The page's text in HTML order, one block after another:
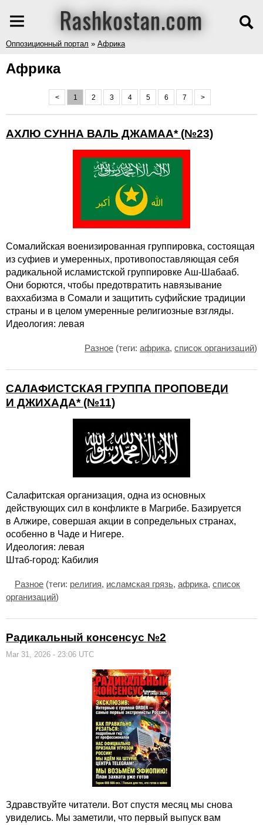
Rashkostan.com
Оппозиционный портал » Африка
Африка
< 1 2 3 4 5 6 7 >
АХЛЮ СУННА ВАЛЬ ДЖАМАА* (№23)
Сомалийская военизированная группировка, состоящая
из суфиев и умеренных, противопоставляющая себя
радикальной исламистской группировке Аш-Шабааб.
Они борются, чтобы предотвратить навязывание
ваххабизма в Сомали и защитить суфийские традиции
страны и в целом умеренные религиозные взгляды.
Идеология: левая
Разное (теги: африка, список организаций)
САЛАФИСТСКАЯ ГРУППА ПРОПОВЕДИ
И ДЖИХАДА* (№11)
Салафитская организация, одна из основных
действующих сил в конфликте в Магрибе. Базируется
в Алжире, совершая акции в сопредельных странах,
особенно в Чаде и Нигере.
Идеология: левая
Штаб-город: Кабилия
Разное (теги: религия, исламская грязь, африка, список
организаций)
Радикальный консенсус №2
Mar 31, 2026 - 23:06 UTC
Здравствуйте читатели. Вот спустя месяц мы снова
увиделись. Мы заметили, что первый выпуск вам